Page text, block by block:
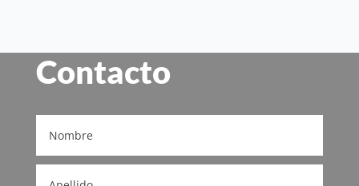
Contacto